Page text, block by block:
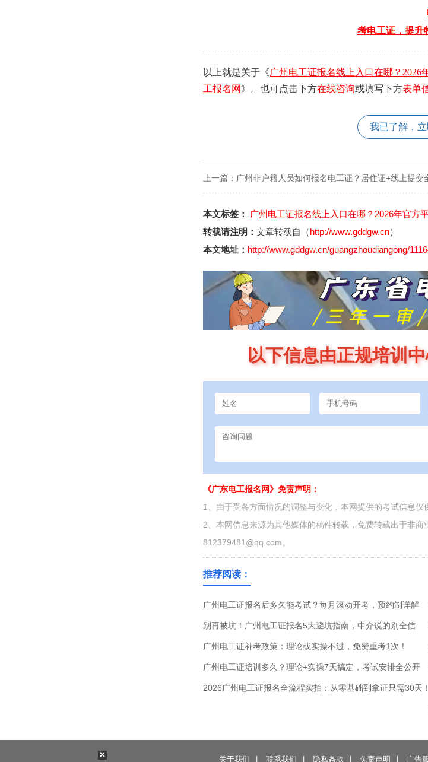
考电工证，提升
以上就是关于《广州电工证报名线上入口在哪？2026
工报名网 》。也可点击下方在线咨询或填写下方表单
我已了解，
上一篇： 广州非户籍人员如何报名电工证？居住证+线上提交
本文标签：
广州电工证报名线上入口在哪？2026年官方
转载请注明： 文章转载自（http://www.gddgw.cn）
本文地址： http://www.gddgw.cn/guangzhoudiangong/
以下信息由正规培训
《广东电工报名网》免责声明：
1、由于受各方面情况的调整与变化，本网提供的考试信息仅
2、本网信息来源为其他媒体的稿件转载，免费转载出于非
812379481@qq.com。
推荐阅读：
广州电工证报名后多久能考试？每月滚动开考，预约制详解
别再被坑！广州电工证报名5大避坑指南，中介说的别全信
广州电工证补考政策：理论或实操不过，免费重考1次！
广州电工证培训多久？理论+实操7天搞定，考试安排全公开
2026广州电工证报名全流程实拍：从零基础到拿证只需30天！
关于我们 联系我们 隐私条款 免责声明 广告
×